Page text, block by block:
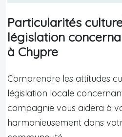
Particularités
législation
à Chypre
Comprendre les attitudes
législation locale
compagnie vous aidera à
harmonieusement dans